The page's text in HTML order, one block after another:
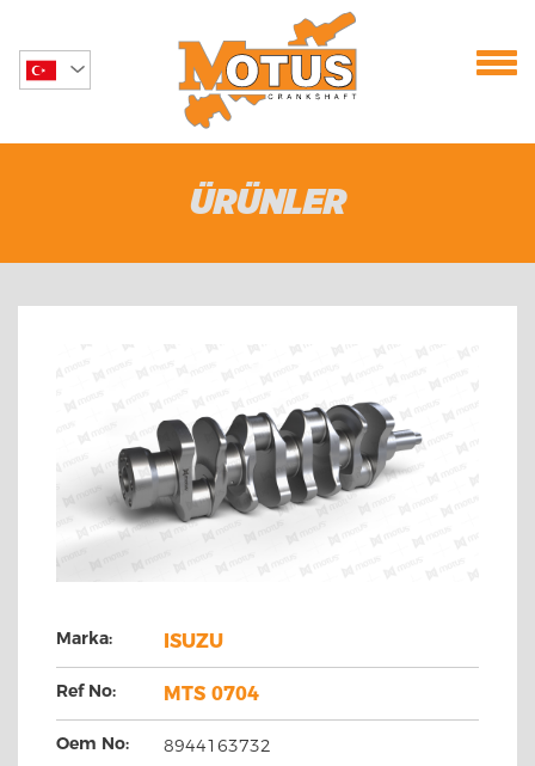
ÜRÜNLER
Marka: ISUZU
Ref No: MTS 0704
Oem No: 8944163732